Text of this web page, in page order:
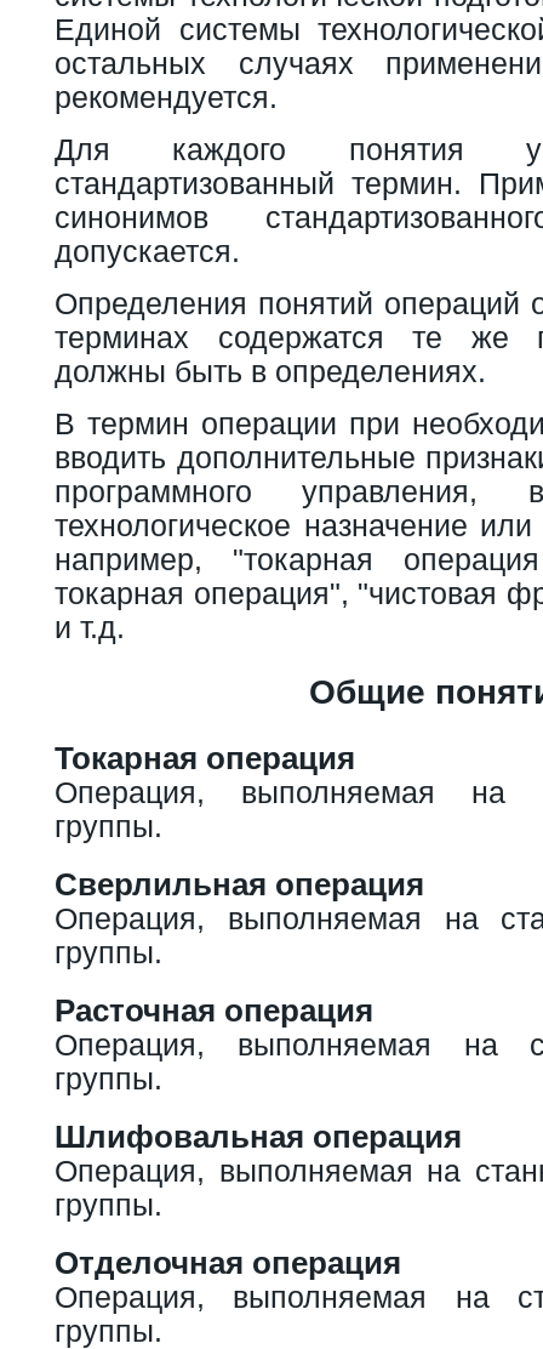
Единой системы
остальных случаях
рекомендуется.
Для каждого понятия
стандартизованный термин.
синонимов
допускается.
Определения понятий операций
терминах содержатся те же
должны быть в определениях.
В термин операции при
вводить дополнительные
программного управления,
технологическое назначение
например, "токарная
токарная операция", "чистовая
и т.д.
Общие
Токарная операция
Операция, выполняемая на
группы.
Сверлильная операция
Операция, выполняемая на
группы.
Расточная операция
Операция, выполняемая на
группы.
Шлифовальная операция
Операция, выполняемая на
группы.
Отделочная операция
Операция, выполняемая на
группы.